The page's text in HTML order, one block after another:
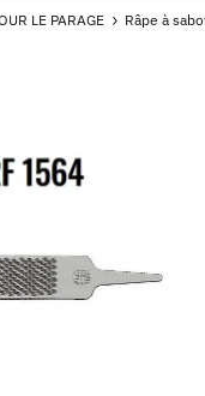
LE PARAGE Râpe à